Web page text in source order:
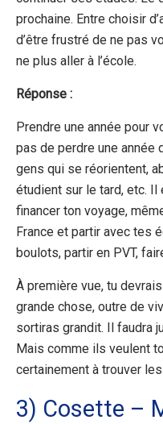
prochaine. Entre choisir
d’être frustré de ne pas
ne plus aller à l’école.
Réponse :
Prendre une année pour
pas de perdre une année
gens qui se réorientent,
étudient sur le tard, etc.
financer ton voyage,
France et partir avec tes
boulots, partir en PVT,
À première vue, tu
grande chose, outre de
sortiras grandit. Il faudra
Mais comme ils veulent
certainement à trouver
3) Cosette –